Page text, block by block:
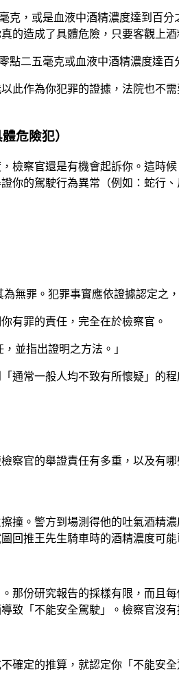
，或是血液中酒精濃度達到百
的造成了具體危險，只要客觀上
點二五毫克或血液中酒精濃度達百
此作為你犯罪的證據，法院也不
危險犯）
檢察官還是有機會起訴你。這時
你的駕駛行為異常（例如：蛇行
無罪。犯罪事實應依證據認定之
有罪的責任，完全在於檢察官。
並指出證明之方法。」
通常一般人均不致有所懷疑」的
察官的舉證責任有多重，以及有
撞。警方到場測得他的吐氣酒精
回推王先生騎車時的酒精濃度可
那份研究報告的採樣有限，而且
致「不能安全駕駛」。檢察官沒
確定的推算，就認定你「不能安